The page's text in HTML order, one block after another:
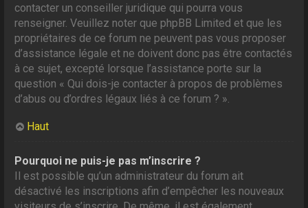
contacter un conseiller juridique qui pourra vous
renseigner. Veuillez noter que phpBB Limited et que les
propriétaires de ce forum ne peuvent pas vous proposer
d’assistance légale et ne doivent donc pas être contactés
à ce sujet, excepté lorsque l’assistance porte sur la
question « Qui dois-je contacter à propos de problèmes
d’abus ou d’ordres légaux liés à ce forum ? ».
Haut
Pourquoi ne puis-je pas m’inscrire ?
Il est possible qu’un administrateur du forum ait
désactivé les inscriptions afin d’empêcher les nouveaux